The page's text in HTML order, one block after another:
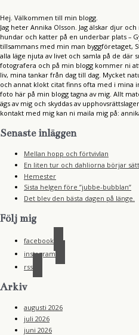
Hej. Välkommen till min blogg.
Jag heter Annika Olsson. Jag älskar djur
hundar och katter på en underbar plats –
tillsammans med min man byggföretaget,
alla läge njuta av livet och samla på de där
fotografera och på min blogg kommer ni
liv, mina tankar från dag till dag. Mycket
och annat klokt citat finns ofta med i mina
foto här på min blogg tagna av mig. Allt
ägs av mig och skyddas av
kontakt med mig kan ni maila mig på:
Senaste inläggen
Mellan hopp och förtvivlan
En liten tur och dahliorna börjar
Hemester
Sista helgen före ”jubbe-bubblan”
Det blev den bästa dagen på länge.
Följ mig
facebook
instagram
rss
Arkiv
augusti 2026
juli 2026
juni 2026